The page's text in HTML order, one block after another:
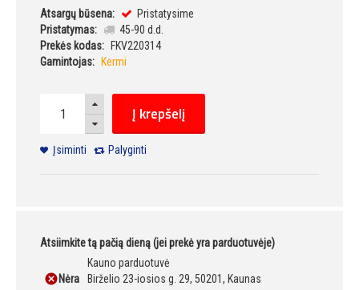
Atsargų būsena:
Pristatysime
Pristatymas:
45-90 d.d.
Prekės kodas:
FKV220314
Gamintojas:
Kermi
Į krepšelį
Įsiminti Palyginti
Atsiimkite tą pačią dieną (jei prekė yra parduotuvėje)
Nėra
Kauno parduotuvė
Birželio 23-iosios g. 29, 50201, Kaunas